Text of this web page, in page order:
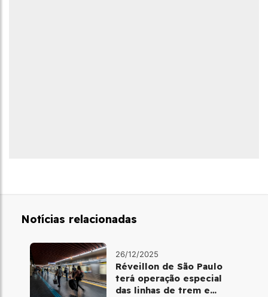
Notícias relacionadas
26/12/2025
Réveillon de São Paulo
terá operação especial
das linhas de trem e